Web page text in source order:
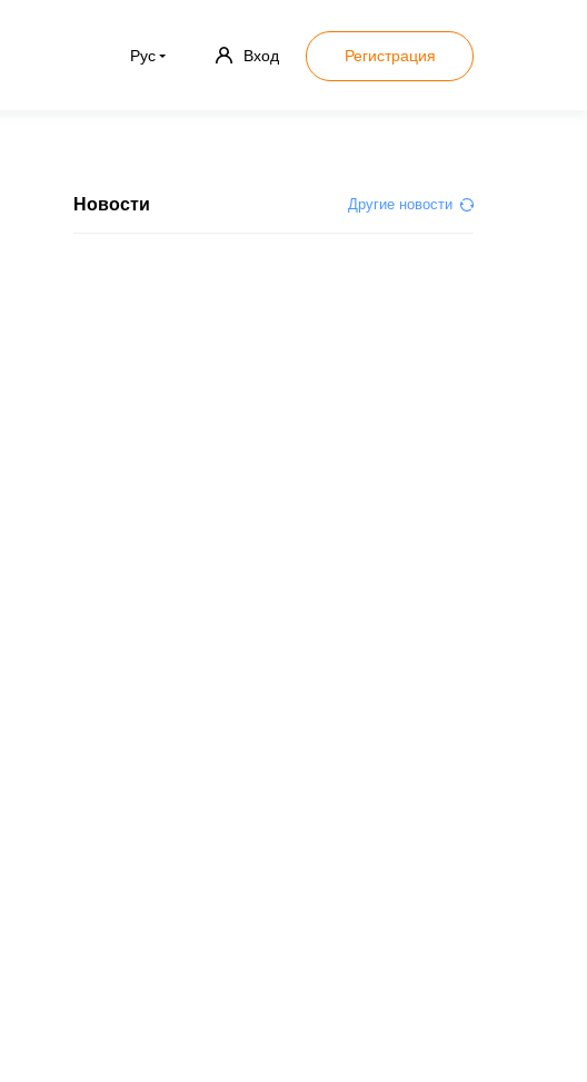
Рус Вход Регистрация
Новости Другие новости